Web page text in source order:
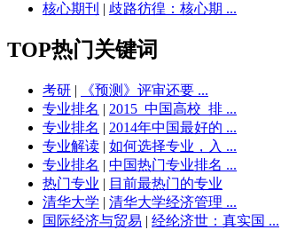
核心期刊 | 歧路彷徨：核心期 ...
TOP热门关键词
考研 |
《预测》评审还要 ...
专业排名 | 2015_中国高校_排 ...
专业排名 | 2014年中国最好的 ...
专业解读 | 如何选择专业，入 ...
专业排名 | 中国热门专业排名 ...
热门专业 | 目前最热门的专业
清华大学 | 清华大学经济管理 ...
国际经济与贸易 | 经纶济世：真实国 ...